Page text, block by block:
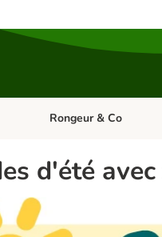
Chien
Dérouler les catégories:
Rongeur & Co
d'été